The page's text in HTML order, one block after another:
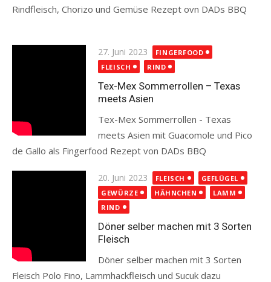
Rindfleisch, Chorizo und Gemüse Rezept ovn DADs BBQ
Posted
on
27. Juni 2023
FINGERFOOD
FLEISCH
RIND
Tex-Mex Sommerrollen – Texas
meets Asien
Tex-Mex Sommerrollen - Texas
meets Asien mit Guacomole und Pico
de Gallo als Fingerfood Rezept von DADs BBQ
Posted
on
20. Juni 2023 FLEISCH
GEFLÜGEL
GEWÜRZE
HÄHNCHEN
LAMM
RIND
Döner selber machen mit 3 Sorten
Fleisch
Döner selber machen mit 3 Sorten
Fleisch Polo Fino, Lammhackfleisch und Sucuk dazu